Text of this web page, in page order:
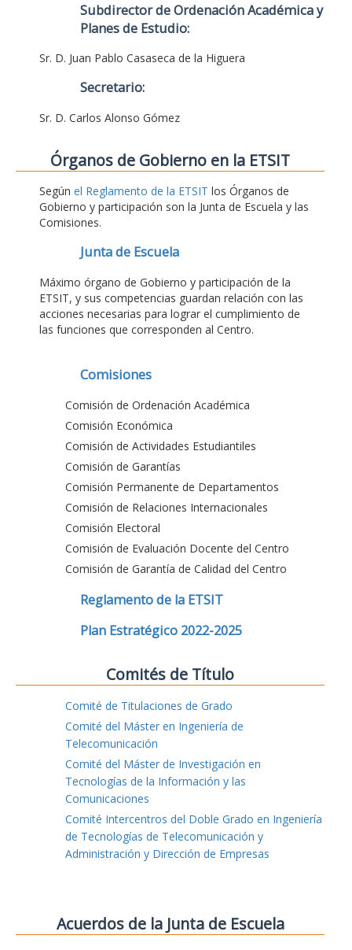
Subdirector de Ordenación Académica y
Planes de Estudio:
Sr. D. Juan Pablo Casaseca de la Higuera
Secretario:
Sr. D. Carlos Alonso Gómez
Órganos de Gobierno en la ETSIT
Según el Reglamento de la ETSIT los Órganos de
Gobierno y participación son la Junta de Escuela y las
Comisiones.
Junta de Escuela
Máximo órgano de Gobierno y participación de la
ETSIT, y sus competencias guardan relación con las
acciones necesarias para lograr el cumplimiento de
las funciones que corresponden al Centro.
Comisiones
Comisión de Ordenación Académica
Comisión Económica
Comisión de Actividades Estudiantiles
Comisión de Garantías
Comisión Permanente de Departamentos
Comisión de Relaciones Internacionales
Comisión Electoral
Comisión de Evaluación Docente del Centro
Comisión de Garantía de Calidad del Centro
Reglamento de la ETSIT
Plan Estratégico 2022-2025
Comités de Título
Comité de Titulaciones de Grado
Comité del Máster en Ingeniería de
Telecomunicación
Comité del Máster de Investigación en
Tecnologías de la Información y las
Comunicaciones
Comité Intercentros del Doble Grado en Ingeniería
de Tecnologías de Telecomunicación y
Administración y Dirección de Empresas
Acuerdos de la Junta de Escuela